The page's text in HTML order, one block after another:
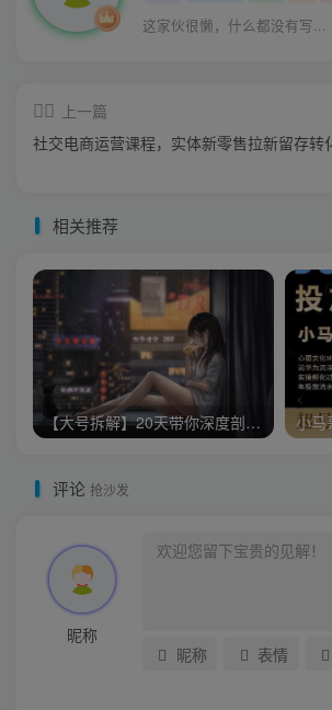
这家伙很懒，什么都没有写...
上一篇
社交电商运营课程，实体新零售拉新留存转
相关推荐
【大号拆解】20天带你深度剖析40个顶级微信公众号
评论 抢沙发
昵称
昵称 表情